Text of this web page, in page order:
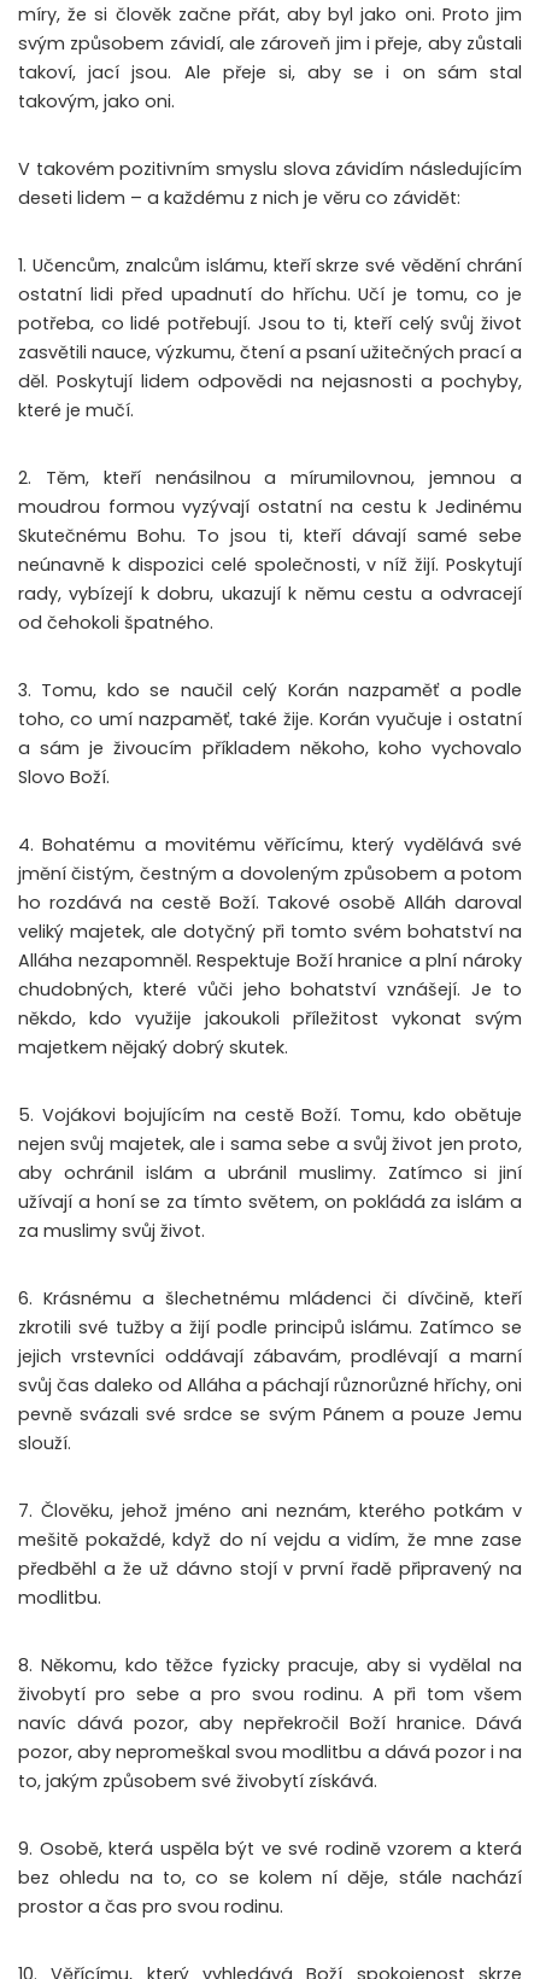
míry, že si člověk začne přát, aby byl jako oni. Proto jim
svým způsobem závidí, ale zároveň jim i přeje, aby zůstali
takoví, jací jsou. Ale přeje si, aby se i on sám stal
takovým, jako oni.
V takovém pozitivním smyslu slova závidím následujícím
deseti lidem – a každému z nich je věru co závidět:
1. Učencům, znalcům islámu, kteří skrze své vědění chrání
ostatní lidi před upadnutí do hříchu. Učí je tomu, co je
potřeba, co lidé potřebují. Jsou to ti, kteří celý svůj život
zasvětili nauce, výzkumu, čtení a psaní užitečných prací a
děl. Poskytují lidem odpovědi na nejasnosti a pochyby,
které je mučí.
2. Těm, kteří nenásilnou a mírumilovnou, jemnou a
moudrou formou vyzývají ostatní na cestu k Jedinému
Skutečnému Bohu. To jsou ti, kteří dávají samé sebe
neúnavně k dispozici celé společnosti, v níž žijí. Poskytují
rady, vybízejí k dobru, ukazují k němu cestu a odvracejí
od čehokoli špatného.
3. Tomu, kdo se naučil celý Korán nazpaměť a podle
toho, co umí nazpaměť, také žije. Korán vyučuje i ostatní
a sám je živoucím příkladem někoho, koho vychovalo
Slovo Boží.
4. Bohatému a movitému věřícímu, který vydělává své
jmění čistým, čestným a dovoleným způsobem a potom
ho rozdává na cestě Boží. Takové osobě Alláh daroval
veliký majetek, ale dotyčný při tomto svém bohatství na
Alláha nezapomněl. Respektuje Boží hranice a plní nároky
chudobných, které vůči jeho bohatství vznášejí. Je to
někdo, kdo využije jakoukoli příležitost vykonat svým
majetkem nějaký dobrý skutek.
5. Vojákovi bojujícím na cestě Boží. Tomu, kdo obětuje
nejen svůj majetek, ale i sama sebe a svůj život jen proto,
aby ochránil islám a ubránil muslimy. Zatímco si jiní
užívají a honí se za tímto světem, on pokládá za islám a
za muslimy svůj život.
6. Krásnému a šlechetnému mládenci či dívčině, kteří
zkrotili své tužby a žijí podle principů islámu. Zatímco se
jejich vrstevníci oddávají zábavám, prodlévají a marní
svůj čas daleko od Alláha a páchají různorůzné hříchy, oni
pevně svázali své srdce se svým Pánem a pouze Jemu
slouží.
7. Člověku, jehož jméno ani neznám, kterého potkám v
mešitě pokaždé, když do ní vejdu a vidím, že mne zase
předběhl a že už dávno stojí v první řadě připravený na
modlitbu.
8. Někomu, kdo těžce fyzicky pracuje, aby si vydělal na
živobytí pro sebe a pro svou rodinu. A při tom všem
navíc dává pozor, aby nepřekročil Boží hranice. Dává
pozor, aby nepromeškal svou modlitbu a dává pozor i na
to, jakým způsobem své živobytí získává.
9. Osobě, která uspěla být ve své rodině vzorem a která
bez ohledu na to, co se kolem ní děje, stále nachází
prostor a čas pro svou rodinu.
10. Věřícímu, který vyhledává Boží spokojenost skrze